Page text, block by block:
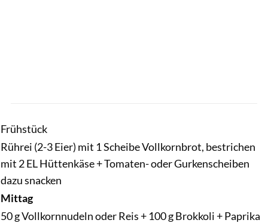
Frühstück
Rührei (2-3 Eier) mit 1 Scheibe Vollkornbrot, bestrichen
mit 2 EL Hüttenkäse + Tomaten- oder Gurkenscheiben
dazu snacken
Mittag
50 g Vollkornnudeln oder Reis + 100 g Brokkoli + Paprika